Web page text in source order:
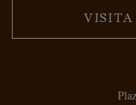
VISITA